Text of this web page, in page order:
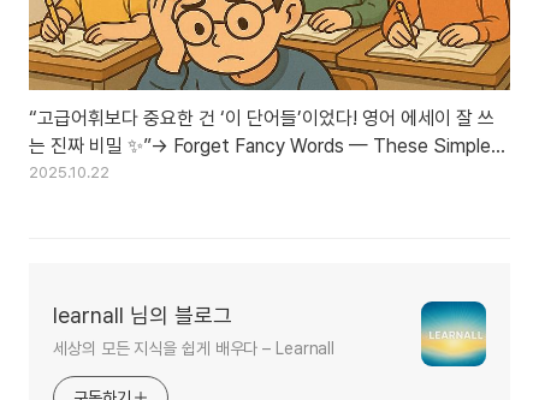
“고급어휘보다 중요한 건 ‘이 단어들’이었다! 영어 에세이 잘 쓰
는 진짜 비밀 ✨”→ Forget Fancy Words — These Simple
Changes Make Your Essay Sound Advanced ✨
2025.10.22
learnall 님의 블로그
세상의 모든 지식을 쉽게 배우다 – Learnall